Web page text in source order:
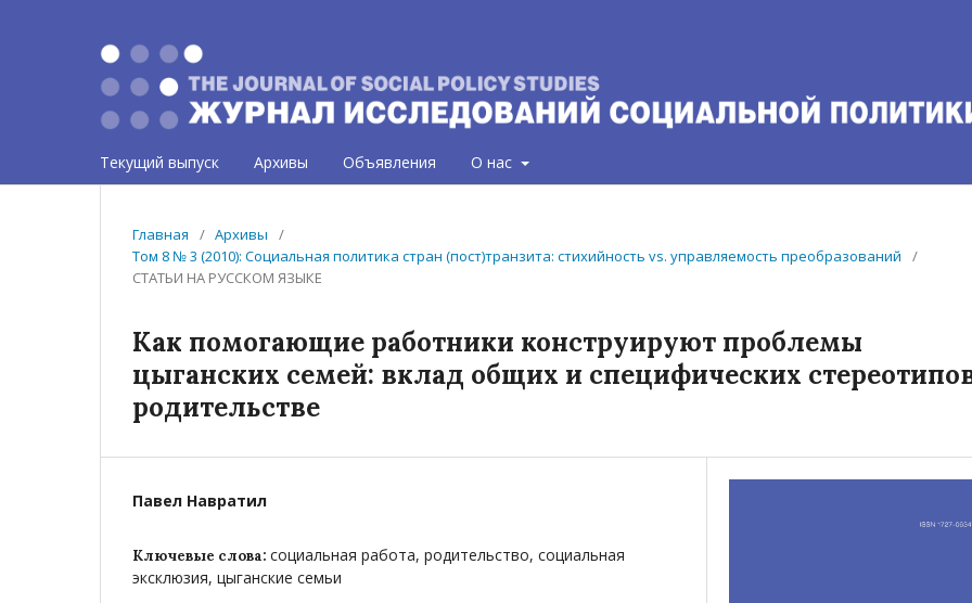
Текущий выпуск Архивы Объявления О нас
Главная / Архивы
/
Том 8 № 3 (2010): Социальная политика стран (пост)транзита: стихийность vs. управляемость преобразований
/
СТАТЬИ НА РУССКОМ ЯЗЫКЕ
Как помогающие работники конструируют проблемы
цыганских семей: вклад общих и специфических
родительстве
Павел Навратил
Ключевые слова: социальная работа, родительство, социальная
эксклюзия, цыганские семьи